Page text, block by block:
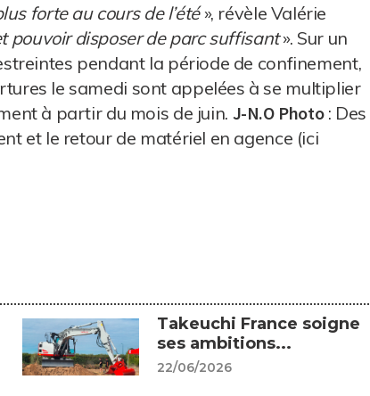
forte au cours de l’été», révèle Valérie
pouvoir disposer de parc suffisant». Sur un
pendant la période de confinement,
le samedi sont appelées à se multiplier
à partir du mois de juin. J-N.O Photo: Des
et le retour de matériel en agence (ici
Takeuchi France soigne
ses ambitions...
22/06/2026